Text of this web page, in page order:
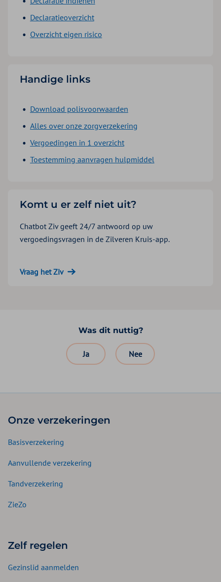
Declaratieoverzicht
Overzicht eigen risico
Handige links
Download polisvoorwaarden
Alles over onze zorgverzekering
Vergoedingen in 1 overzicht
Toestemming aanvragen hulpmiddel
Komt u er zelf niet uit?
Chatbot Ziv geeft 24/7 antwoord op uw
vergoedingsvragen in de Zilveren Kruis-app.
Vraag het Ziv
Was dit nuttig?
Ja Nee
Onze verzekeringen
Basisverzekering
Aanvullende verzekering
Tandverzekering
ZieZo
Zelf regelen
Gezinslid aanmelden